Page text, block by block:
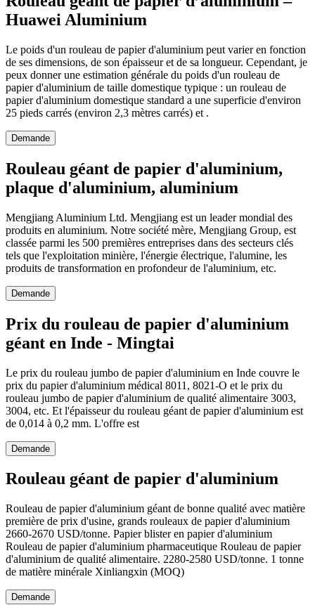
Huawei Aluminium
Le poids d'un rouleau de papier d'aluminium peut varier en fonction
de ses dimensions, de son épaisseur et de sa longueur. Cependant, je
peux donner une estimation générale du poids d'un rouleau de
papier d'aluminium de taille domestique typique : un rouleau de
papier d'aluminium domestique standard a une superficie d'environ
25 pieds carrés (environ 2,3 mètres carrés) et .
Demande
Rouleau géant de papier d'aluminium,
plaque d'aluminium, aluminium
Mengjiang Aluminium Ltd. Mengjiang est un leader mondial des
produits en aluminium. Notre société mère, Mengjiang Group, est
classée parmi les 500 premières entreprises dans des secteurs clés
tels que l'exploitation minière, l'énergie électrique, l'alumine, les
produits de transformation en profondeur de l'aluminium, etc.
Demande
Prix ​​du rouleau de papier d'aluminium
géant en Inde - Mingtai
Le prix du rouleau jumbo de papier d'aluminium en Inde couvre le
prix du papier d'aluminium médical 8011, 8021-O et le prix du
rouleau jumbo de papier d'aluminium de qualité alimentaire 3003,
3004, etc. Et l'épaisseur du rouleau géant de papier d'aluminium est
de 0,014 à 0,2 mm. L'offre est
Demande
Rouleau géant de papier d'aluminium
Rouleau de papier d'aluminium géant de bonne qualité avec matière
première de prix d'usine, grands rouleaux de papier d'aluminium
2660-2670 USD/tonne. Papier blister en papier d'aluminium
Rouleau de papier d'aluminium pharmaceutique Rouleau de papier
d'aluminium de qualité alimentaire. 2280-2580 USD/tonne. 1 tonne
de matière minérale Xinliangxin (MOQ)
Demande